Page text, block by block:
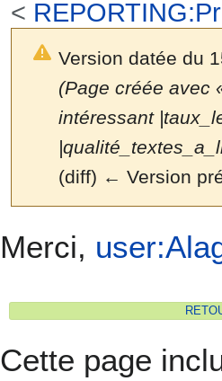
<
Version datée du
(Page créée avec
intéressant
(diff) ← Version
Merci,
Cette page